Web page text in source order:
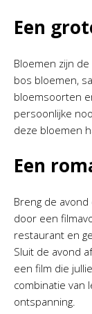
Een
Bloemen zijn
bos bloemen,
bloemsoorten
persoonlijke
deze bloemen
Een
Breng de
door een
restaurant en
Sluit de avond
een film die
combinatie van
ontspanning.